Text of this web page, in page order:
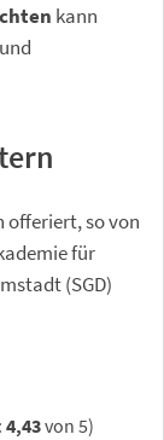
kann
offeriert, so von
für
(SGD)
4,43von 5)